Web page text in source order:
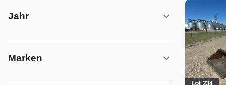
Jahr
Marken
Lot 234